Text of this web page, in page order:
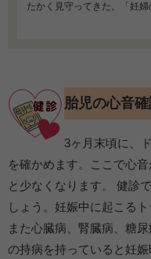
たかく見守ってきた。「妊
胎児の心音
3ヶ月末頃に、
を確かめます。ここで心
と少なくなります。 健診
しょう。妊娠中に起こる
また心臓病、腎臓病、糖
の持病を持っていると妊